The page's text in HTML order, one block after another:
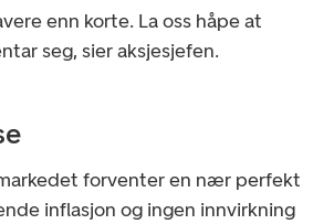
enn korte. La oss håpe at
seg, sier aksjesjefen.
forventer en nær perfekt
inflasjon og ingen innvirkning